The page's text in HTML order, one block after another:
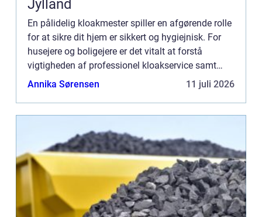
Jylland
En pålidelig kloakmester spiller en afgørende rolle
for at sikre dit hjem er sikkert og hygiejnisk. For
husejere og boligejere er det vitalt at forstå
vigtigheden af professionel kloakservice samt
hvornår og hvordan man s&osl...
Annika Sørensen 11 juli 2026